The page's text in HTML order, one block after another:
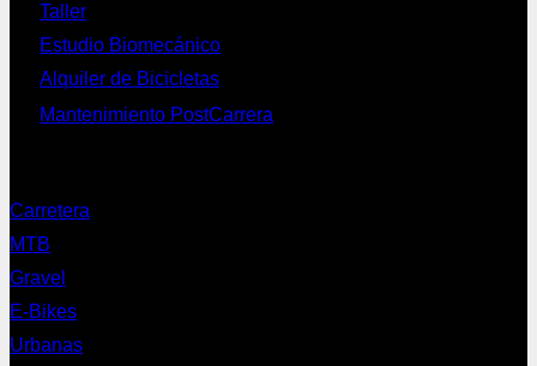
Taller
Estudio Biomecánico
Alquiler de Bicicletas
Mantenimiento PostCarrera
Carretera
MTB
Gravel
E-Bikes
Urbanas